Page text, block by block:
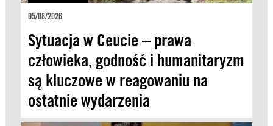
05/08/2026
Sytuacja w Ceucie – prawa
człowieka, godność i humanitaryzm
są kluczowe w reagowaniu na
ostatnie wydarzenia